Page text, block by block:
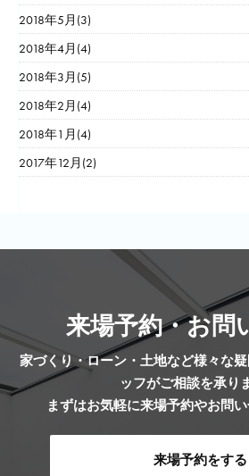
2018年5月(3)
2018年4月(4)
2018年3月(5)
2018年2月(4)
2018年1月(4)
2017年12月(2)
来場予約・お問
家づくり・ローン・土地など様々な
ッフがご相談を承り
まずはお気軽に来場予約やお問い
来場予約をする